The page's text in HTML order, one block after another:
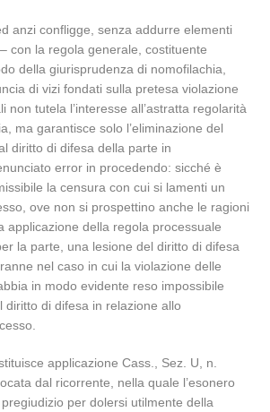
anzi confligge, senza addurre elementi
con la regola generale, costituente
della giurisprudenza di nomofilachia,
di vizi fondati sulla pretesa violazione
non tutela l’interesse all’astratta regolarità
ma garantisce solo l’eliminazione del
diritto di difesa della parte in
error in procedendo: sicché è
la censura con cui si lamenti un
ove non si prospettino anche le ragioni
applicazione della regola processuale
la parte, una lesione del diritto di difesa
nel caso in cui la violazione delle
in modo evidente reso impossibile
diritto di difesa in relazione allo
applicazione Cass., Sez. U, n.
dal ricorrente, nella quale l’esonero
per dolersi utilmente della